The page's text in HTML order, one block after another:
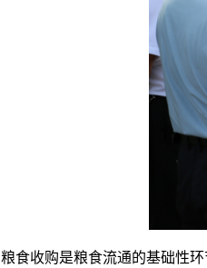
粮食收购是粮食流通的基础性